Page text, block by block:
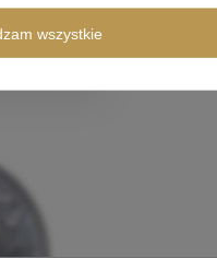
wszystkie